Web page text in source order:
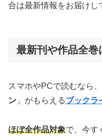
合は最新情報をお届けし
最新刊や作品全巻
スマホやPCで読むなら
ン 」がもらえるブックラ
ほぼ全作品対象で、今す